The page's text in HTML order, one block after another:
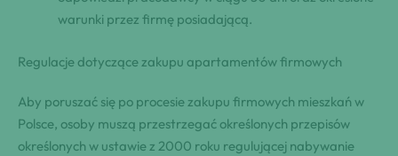
warunki przez firmę posiadającą.
Regulacje dotyczące zakupu apartamentów firmowych
Aby poruszać się po procesie zakupu firmowych mieszkań w
Polsce, osoby muszą przestrzegać określonych przepisów
określonych w ustawie z 2000 roku regulującej nabywanie